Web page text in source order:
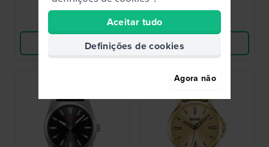
Ver produto
Ver produto
Aceitar tudo
Definições de cookies
Agora não